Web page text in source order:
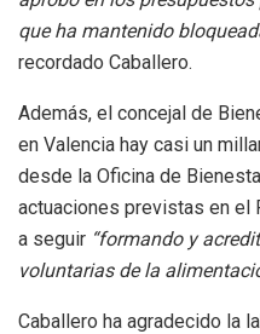
que ha mantenido
recordado Caballero.
Además, el concejal de
en Valencia hay casi un
desde la Oficina de
actuaciones previstas en el
a seguir “formando y
voluntarias de la
Caballero ha agradecido la